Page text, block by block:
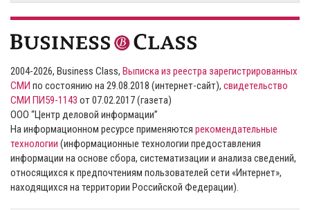
2004-2026, Business Class, Выписка из реестра зарегистрированных
СМИ по состоянию на 29.08.2018 (интернет-сайт), свидетельство
СМИ ПИ59-1143 от 07.02.2017 (газета)
ООО “Центр деловой информации”
На информационном ресурсе применяются рекомендательные
технологии (информационные технологии предоставления
информации на основе сбора, систематизации и анализа сведений,
относящихся к предпочтениям пользователей сети «Интернет»,
находящихся на территории Российской Федерации).